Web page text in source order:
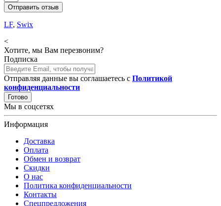
Отправить отзыв
LF, Swix
<
Хотите, мы Вам перезвоним?
Подписка
Отправляя данные вы соглашаетесь с Политикой
конфиденциальности
Готово
Мы в соцсетях
Информация
Доставка
Оплата
Обмен и возврат
Скидки
О нас
Политика конфиденциальности
Контакты
Спецпредложения